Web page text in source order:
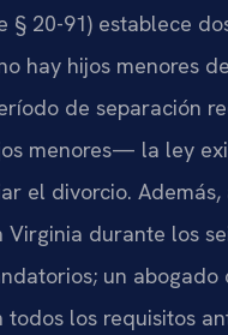
§ 20-91) establece
hay hijos menores
de separación
menores— la ley
el divorcio.
durante los
un
los requisitos